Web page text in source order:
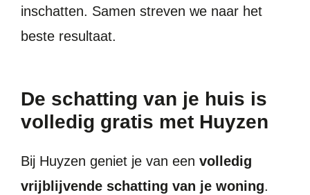
inschatten. Samen streven we naar het
beste resultaat.
De schatting van je huis is
volledig gratis met Huyzen
Bij Huyzen geniet je van een volledig
vrijblijvende schatting van je woning.